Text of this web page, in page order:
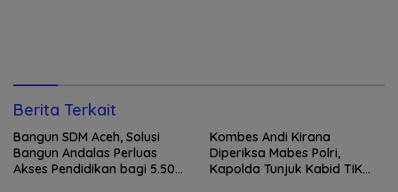
Berita Terkait
Bangun SDM Aceh, Solusi
Bangun Andalas Perluas
Akses Pendidikan bagi 5.500
Kombes Andi Kirana
Diperiksa Mabes Polri,
Kapolda Tunjuk Kabid TIK